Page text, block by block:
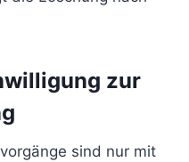
zur
sind nur mit